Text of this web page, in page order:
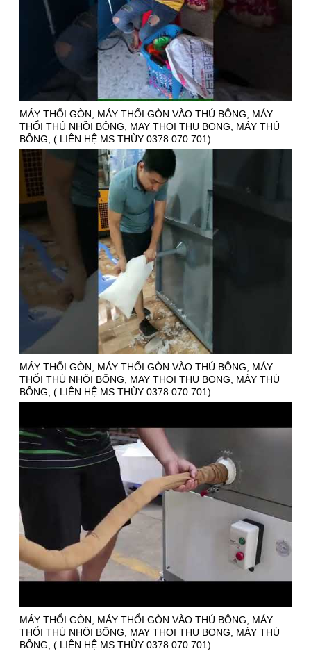
MÁY THỔI GÒN, MÁY THỔI GÒN VÀO THÚ BÔNG, MÁY
THỔI THÚ NHỒI BÔNG, MAY THOI THU BONG, MÁY THÚ
BÔNG, ( LIÊN HỆ MS THÙY 0378 070 701)
MÁY THỔI GÒN, MÁY THỔI GÒN VÀO THÚ BÔNG, MÁY
THỔI THÚ NHỒI BÔNG, MAY THOI THU BONG, MÁY THÚ
BÔNG, ( LIÊN HỆ MS THÙY 0378 070 701)
MÁY THỔI GÒN, MÁY THỔI GÒN VÀO THÚ BÔNG, MÁY
THỔI THÚ NHỒI BÔNG, MAY THOI THU BONG, MÁY THÚ
BÔNG, ( LIÊN HỆ MS THÙY 0378 070 701)